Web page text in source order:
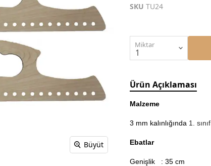
Büyüt
SKU TU24
Miktar
Ürün Açıklaması
Malzeme
3 mm kalınlığında 1.
Ebatlar
Genişlik : 35 cm